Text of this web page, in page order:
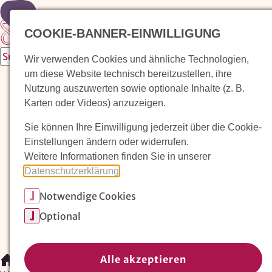
Zur Startseite
Waldorfkindergarten finden
Pädagogischer Ansatz
Arbeit im Waldorfkindergarten
Unser Verein
Magazin: Erziehungskunst frühe Kindheit
Waldorfkindergarten finden/
COOKIE-BANNER-EINWILLIGUNG
Wir verwenden Cookies und ähnliche Technologien,
um diese Website technisch bereitzustellen, ihre
Nutzung auszuwerten sowie optionale Inhalte (z. B.
Karten oder Videos) anzuzeigen.
Sie können Ihre Einwilligung jederzeit über die Cookie-
Einstellungen ändern oder widerrufen.
Weitere Informationen finden Sie in unserer
Datenschutzerklärung
Notwendige Cookies
Optional
Alle akzeptieren